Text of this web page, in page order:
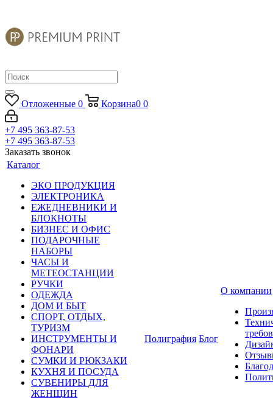
Отложенные 0 Корзина0 0
+7 495 363-87-53
+7 495 363-87-53
Заказать звонок
Каталог
ЭКО ПРОДУКЦИЯ
ЭЛЕКТРОНИКА
ЕЖЕДНЕВНИКИ И
БЛОКНОТЫ
БИЗНЕС И ОФИС
ПОДАРОЧНЫЕ
НАБОРЫ
ЧАСЫ И
МЕТЕОСТАНЦИИ
РУЧКИ
ОДЕЖДА
ДОМ И БЫТ
СПОРТ, ОТДЫХ,
ТУРИЗМ
ИНСТРУМЕНТЫ И
ФОНАРИ
СУМКИ И РЮКЗАКИ
КУХНЯ И ПОСУДА
СУВЕНИРЫ ДЛЯ
ЖЕНЩИН
Полиграфия Блог
О компании